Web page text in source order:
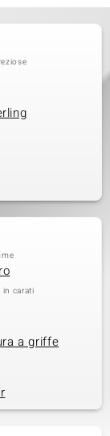
in carati
a griffe